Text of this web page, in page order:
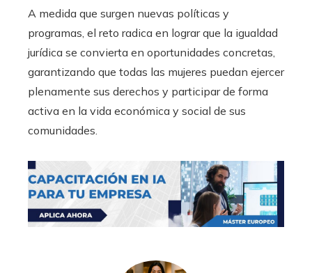
A medida que surgen nuevas políticas y
programas, el reto radica en lograr que la igualdad
jurídica se convierta en oportunidades concretas,
garantizando que todas las mujeres puedan ejercer
plenamente sus derechos y participar de forma
activa en la vida económica y social de sus
comunidades.